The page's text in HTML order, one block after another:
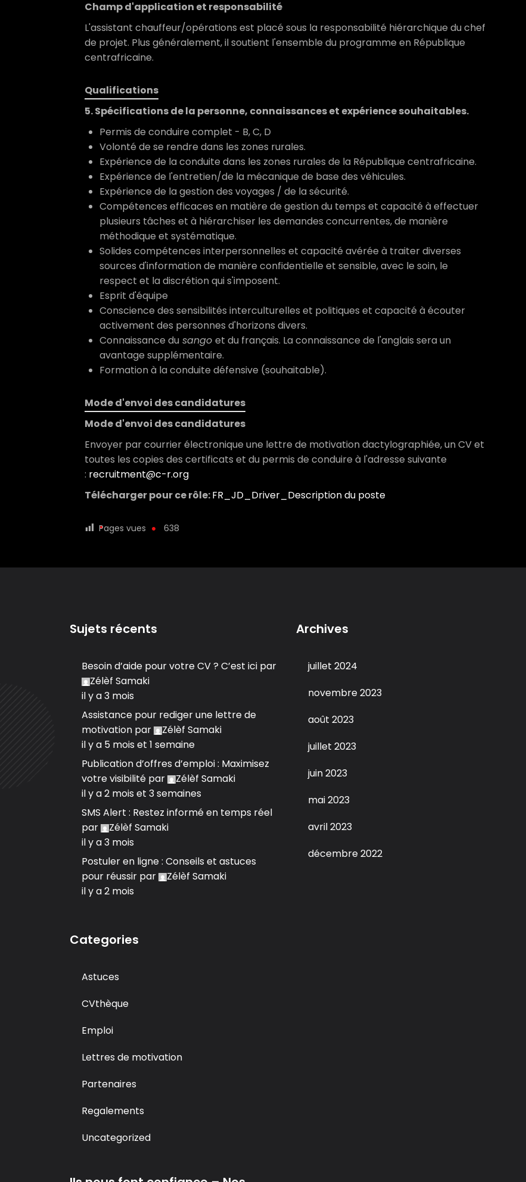
Champ d'application et responsabilité
L'assistant chauffeur/opérations est placé sous la responsabilité hiérarchique du chef
de projet. Plus généralement, il soutient l'ensemble du programme en République
centrafricaine.
Qualifications
5. Spécifications de la personne, connaissances et expérience souhaitables.
Permis de conduire complet - B, C, D
Volonté de se rendre dans les zones rurales.
Expérience de la conduite dans les zones rurales de la République centrafricaine.
Expérience de l'entretien/de la mécanique de base des véhicules.
Expérience de la gestion des voyages / de la sécurité.
Compétences efficaces en matière de gestion du temps et capacité à effectuer
plusieurs tâches et à hiérarchiser les demandes concurrentes, de manière
méthodique et systématique.
Solides compétences interpersonnelles et capacité avérée à traiter diverses
sources d'information de manière confidentielle et sensible, avec le soin, le
respect et la discrétion qui s'imposent.
Esprit d'équipe
Conscience des sensibilités interculturelles et politiques et capacité à écouter
activement des personnes d'horizons divers.
Connaissance du sango et du français. La connaissance de l'anglais sera un
avantage supplémentaire.
Formation à la conduite défensive (souhaitable).
Mode d'envoi des candidatures
Mode d'envoi des candidatures
Envoyer par courrier électronique une lettre de motivation dactylographiée, un CV et
toutes les copies des certificats et du permis de conduire à l'adresse suivante
: recruitment@c-r.org
Télécharger pour ce rôle:FR_JD_Driver_Description du poste
Pages vues 638
Sujets récents
Besoin d’aide pour votre CV ? C’est ici par
Zélèf Samaki
il y a 3 mois
Assistance pour rediger une lettre de
motivation par
Zélèf Samaki
il y a 5 mois et 1 semaine
Publication d’offres d’emploi : Maximisez
votre visibilité par
Zélèf Samaki
il y a 2 mois et 3 semaines
SMS Alert : Restez informé en temps réel
par
Zélèf Samaki
il y a 3 mois
Postuler en ligne : Conseils et astuces
pour réussir par
Zélèf Samaki
il y a 2 mois
Categories
Astuces
CVthèque
Emploi
Lettres de motivation
Partenaires
Regalements
Uncategorized
Archives
juillet 2024
novembre 2023
août 2023
juillet 2023
juin 2023
mai 2023
avril 2023
décembre 2022